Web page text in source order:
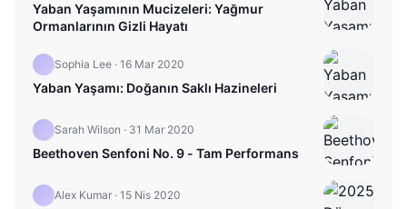
Yaban Yaşamının Mucizeleri: Yağmur
Ormanlarının Gizli Hayatı
Sophia Lee · 16 Mar 2020
Yaban Yaşamı: Doğanın Saklı Hazineleri
Sarah Wilson · 31 Mar 2020
Beethoven Senfoni No. 9 - Tam Performans
Alex Kumar · 15 Nis 2020